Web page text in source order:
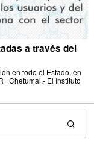
a través del
en todo el Estado, en
Chetumal.- El Instituto